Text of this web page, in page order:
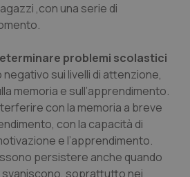
patologie neurodegenerative
,con una serie di
problemi scolastici
sui livelli di attenzione,
memoria e sull’apprendimento.
con la memoria a breve
con la capacità di
e l’apprendimento.
persistere anche quando
soprattutto nei